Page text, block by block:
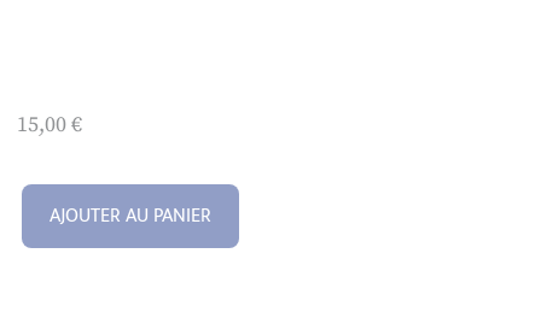
15,00€
AJOUTER AU PANIER